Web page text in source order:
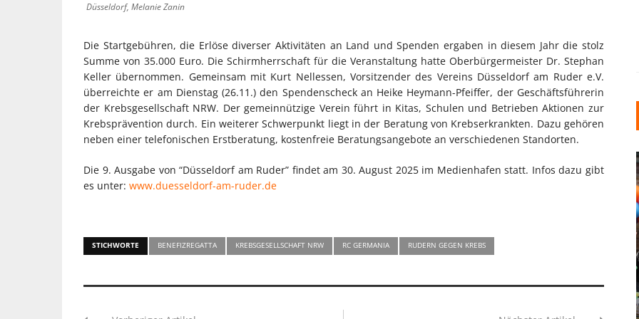
Düsseldorf, Melanie Zanin
Die Startgebühren, die Erlöse diverser Aktivitäten an Land und Spenden ergaben in diesem Jahr die stolz
Summe von 35.000 Euro. Die Schirmherrschaft für die Veranstaltung hatte Oberbürgermeister Dr. Stephan
Keller übernommen. Gemeinsam mit Kurt Nellessen, Vorsitzender des Vereins Düsseldorf am Ruder e.V.
überreichte er am Dienstag (26.11.) den Spendenscheck an Heike Heymann-Pfeiffer, der Geschäftsführerin
der Krebsgesellschaft NRW. Der gemeinnützige Verein führt in Kitas, Schulen und Betrieben Aktionen zur
Krebsprävention durch. Ein weiterer Schwerpunkt liegt in der Beratung von Krebserkrankten. Dazu gehören
neben einer telefonischen Erstberatung, kostenfreie Beratungsangebote an verschiedenen Standorten.
Die 9. Ausgabe von “Düsseldorf am Ruder” findet am 30. August 2025 im Medienhafen statt. Infos dazu gibt
es unter: www.duesseldorf-am-ruder.de
STICHWORTE BENEFIZREGATTA KREBSGESELLSCHAFT NRW RC GERMANIA RUDERN GEGEN KREBS
INDUSTRIELLER CHIC: WIE
LOFT-STIL IN IHREM